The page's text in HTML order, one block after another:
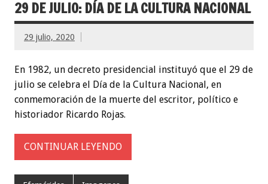
29 DE JULIO: DÍA DE LA CULTURA NACIONAL
29 julio, 2020
En 1982, un decreto presidencial instituyó que el 29 de
julio se celebra el Día de la Cultura Nacional, en
conmemoración de la muerte del escritor, político e
historiador Ricardo Rojas.
CONTINUAR LEYENDO